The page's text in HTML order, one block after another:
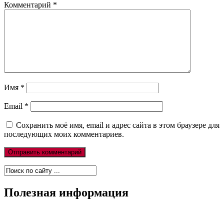
Комментарий *
Имя *
Email *
Сохранить моё имя, email и адрес сайта в этом браузере для
последующих моих комментариев.
Полезная информация